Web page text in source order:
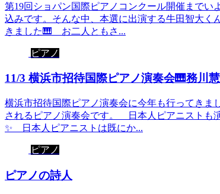
第19回ショパン国際ピアノコンクール開催まで
込みです。そんな中、本選に出演する牛田智大く
きました🎹 お二人ともさ...
ピアノ
11/3 横浜市招待国際ピアノ演奏会🎹務川
横浜市招待国際ピアノ演奏会に今年も行ってき
されるピアノ演奏会です。 日本人ピアニスト
✨ 日本人ピアニストは既にか...
ピアノ
ピアノの詩人